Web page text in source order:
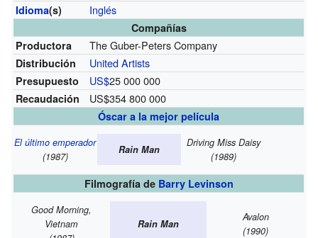
Idioma(s) Inglés
Compañías
Productora
The Guber-Peters Company
Distribución United Artists
Presupuesto US$25 000 000
Recaudación US$354 800 000
Óscar a la mejor película
El último emperador
(1987)
Rain Man
Driving Miss Daisy
(1989)
Filmografía de Barry Levinson
Good Morning,
Vietnam
Rain Man
Avalon
(1990)